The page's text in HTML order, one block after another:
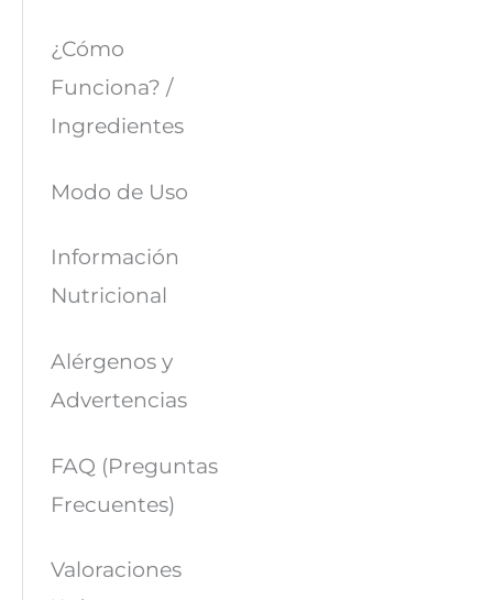
¿Cómo
Funciona? /
Ingredientes
Modo de Uso
Información
Nutricional
Alérgenos y
Advertencias
FAQ (Preguntas
Frecuentes)
Valoraciones